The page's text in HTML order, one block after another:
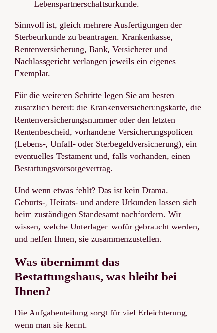
Lebenspartnerschaftsurkunde.
Sinnvoll ist, gleich mehrere Ausfertigungen der
Sterbeurkunde zu beantragen. Krankenkasse,
Rentenversicherung, Bank, Versicherer und
Nachlassgericht verlangen jeweils ein eigenes
Exemplar.
Für die weiteren Schritte legen Sie am besten
zusätzlich bereit: die Krankenversicherungskarte, die
Rentenversicherungsnummer oder den letzten
Rentenbescheid, vorhandene Versicherungspolicen
(Lebens-, Unfall- oder Sterbegeldversicherung), ein
eventuelles Testament und, falls vorhanden, einen
Bestattungsvorsorgevertrag.
Und wenn etwas fehlt? Das ist kein Drama.
Geburts-, Heirats- und andere Urkunden lassen sich
beim zuständigen Standesamt nachfordern. Wir
wissen, welche Unterlagen wofür gebraucht werden,
und helfen Ihnen, sie zusammenzustellen.
Was übernimmt das
Bestattungshaus, was bleibt bei
Ihnen?
Die Aufgabenteilung sorgt für viel Erleichterung,
wenn man sie kennt.